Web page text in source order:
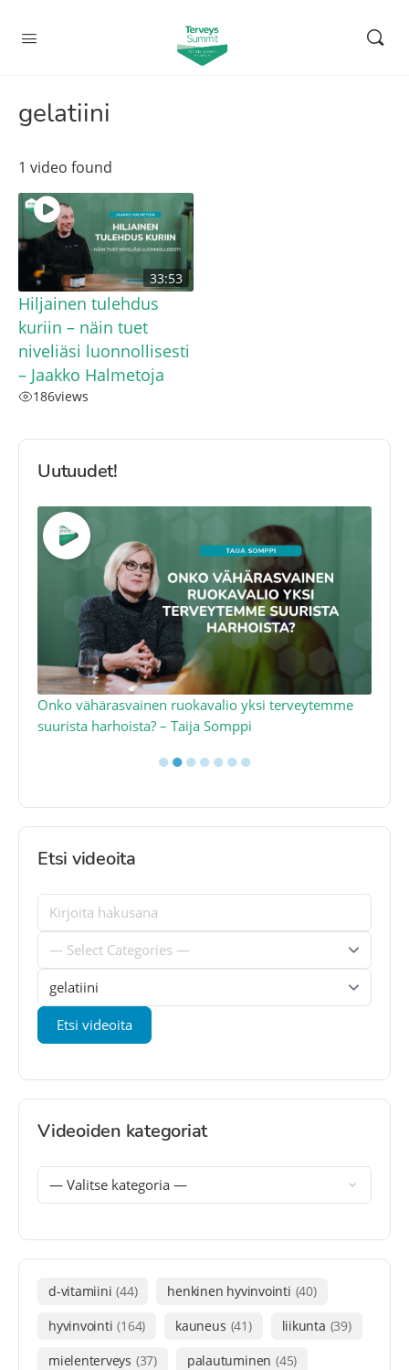
gelatiini
1 video found
33:53
Hiljainen tulehdus
kuriin – näin tuet
niveliäsi luonnollisesti
– Jaakko Halmetoja
186views
Uutuudet!
Onko vähärasvainen ruokavalio yksi terveytemme
suurista harhoista? – Taija Somppi
●●●●●●●
Etsi videoita
Videoiden kategoriat
d-vitamiini (44) henkinen hyvinvointi (40)
hyvinvointi (164) kauneus (41) liikunta (39)
mielenterveys (37) palautuminen (45)